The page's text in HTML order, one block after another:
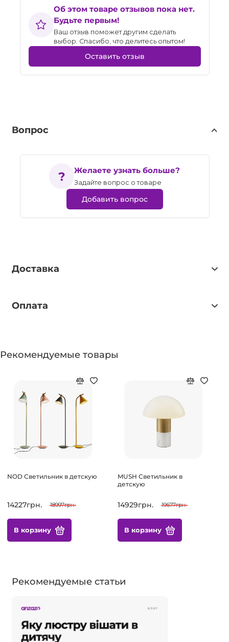
Об этом товаре отзывов пока нет.
Будьте первым!
Ваш отзыв поможет другим сделать
выбор. Спасибо, что делитесь опытом!
Оставить отзыв
Вопрос
Желаете узнать больше?
Задайте вопрос о товаре
Добавить вопрос
Доставка
Оплата
Рекомендуемые товары
NOD Светильник в детскую
14227грн. 18997грн.
В корзину
MUSH Светильник в
детскую
14929грн. 19677грн.
В корзину
Рекомендуемые статьи